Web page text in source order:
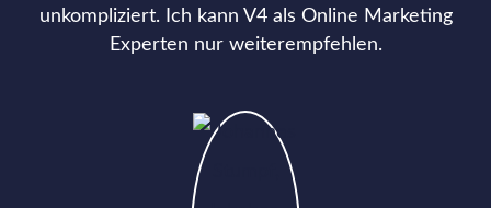
unkompliziert. Ich kann V4 als Online Marketing
Experten nur weiterempfehlen.